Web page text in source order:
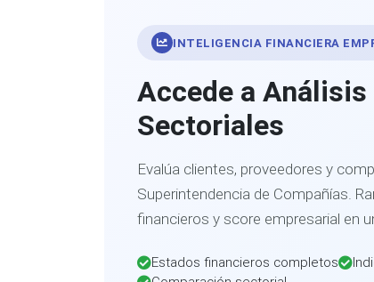
INTELIGENCIA FINANCIERA
Accede a
Sectoriales
Evalúa clientes, proveedores y
Superintendencia de Compañías.
financieros y score empresarial en
Estados financieros completos